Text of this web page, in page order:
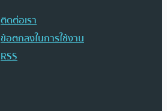
ติดต่อเรา
ข้อตกลงในการใช้งาน
RSS